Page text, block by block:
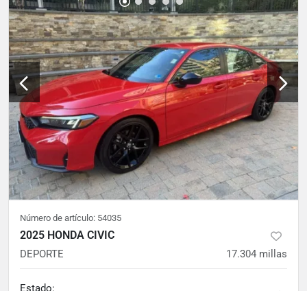
Número de artículo: 54035
2025 HONDA CIVIC
DEPORTE 17.304 millas
Estado: